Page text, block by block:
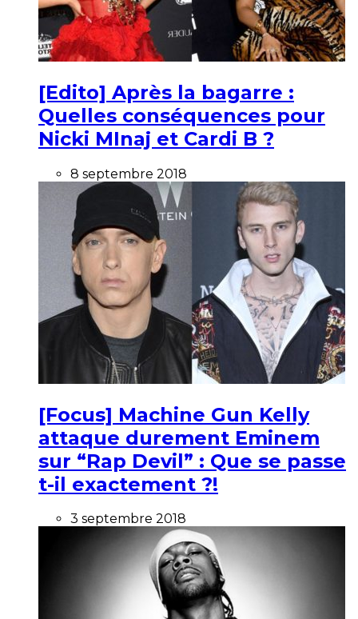
[Edito] Après la bagarre :
Quelles conséquences pour
Nicki MInaj et Cardi B ?
8 septembre 2018
[Focus] Machine Gun Kelly
attaque durement Eminem
sur “Rap Devil” : Que se passe
t-il exactement ?!
3 septembre 2018